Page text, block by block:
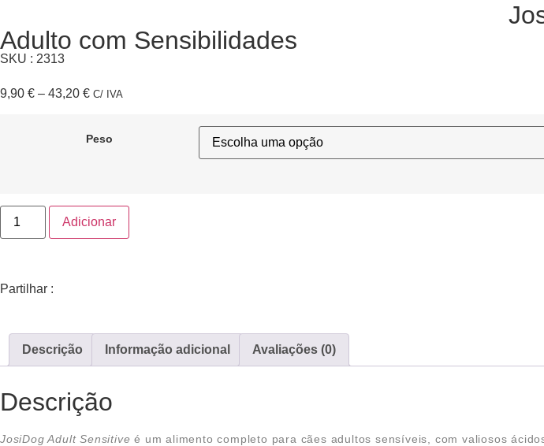
Adulto com Sensibilidades
SKU : 2313
9,90 € – 43,20 € C/ IVA
Peso
Adicionar
Partilhar :
Descrição Informação adicional Avaliações (0)
Descrição
JosiDog Adult Sensitiveé um alimento completo para cães adultos sensíveis, com valiosos